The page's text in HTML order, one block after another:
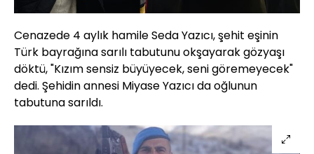
Cenazede 4 aylık hamile Seda Yazıcı, şehit eşinin
Türk bayrağına sarılı tabutunu okşayarak gözyaşı
döktü, "Kızım sensiz büyüyecek, seni göremeyecek"
dedi. Şehidin annesi Miyase Yazıcı da oğlunun
tabutuna sarıldı.